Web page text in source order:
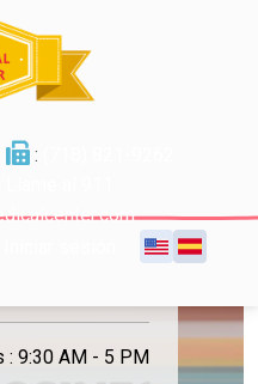
:
AM - 6 PM
: 9:30 AM - 5 PM
gripe